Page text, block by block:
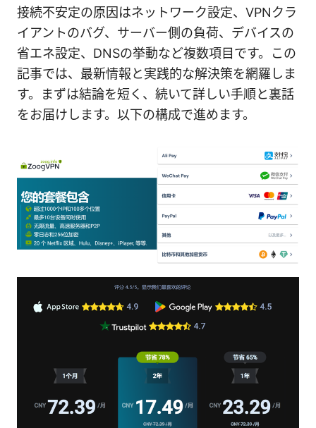
接続不安定の原因はネットワーク設定、VPNクラ
イアントのバグ、サーバー側の負荷、デバイスの
省エネ設定、DNSの挙動など複数項目です。この
記事では、最新情報と実践的な解決策を網羅しま
す。まずは結論を短く、続いて詳しい手順と裏話
をお届けします。以下の構成で進めます。